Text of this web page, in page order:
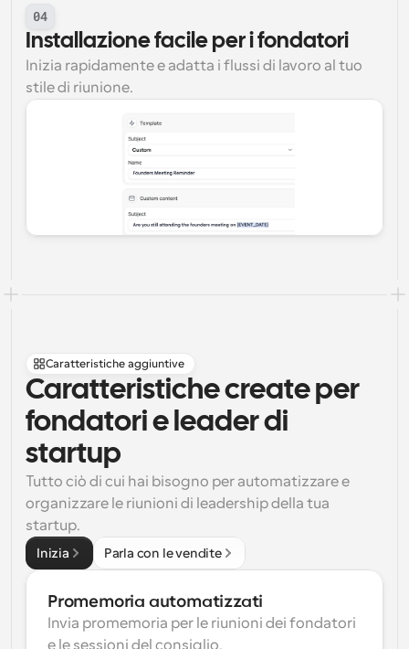
04
Installazione facile per i fondatori
Inizia rapidamente e adatta i flussi di lavoro al tuo
stile di riunione.
Caratteristiche aggiuntive
Caratteristiche create per
fondatori e leader di
startup
Tutto ciò di cui hai bisogno per automatizzare e
organizzare le riunioni di leadership della tua
startup.
Inizia Parla con le vendite
Promemoria automatizzati
Invia promemoria per le riunioni dei fondatori
e le sessioni del consiglio.